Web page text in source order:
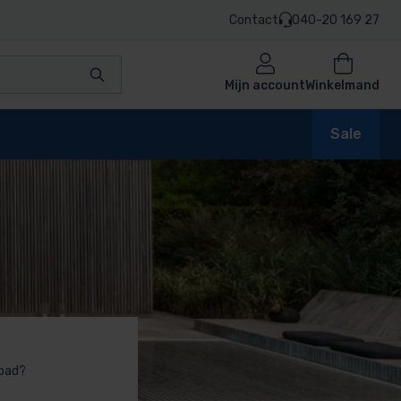
Contact 040-20 169 27
Mijn accountWinkelmand
Sale